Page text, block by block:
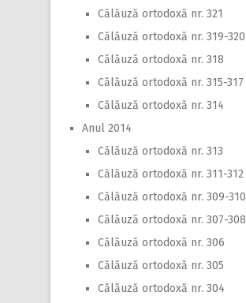
Călăuză ortodoxă nr. 321
Călăuză ortodoxă nr. 319-320
Călăuză ortodoxă nr. 318
Călăuză ortodoxă nr. 315-317
Călăuză ortodoxă nr. 314
Anul 2014
Călăuză ortodoxă nr. 313
Călăuză ortodoxă nr. 311-312
Călăuză ortodoxă nr. 309-310
Călăuză ortodoxă nr. 307-308
Călăuză ortodoxă nr. 306
Călăuză ortodoxă nr. 305
Călăuză ortodoxă nr. 304